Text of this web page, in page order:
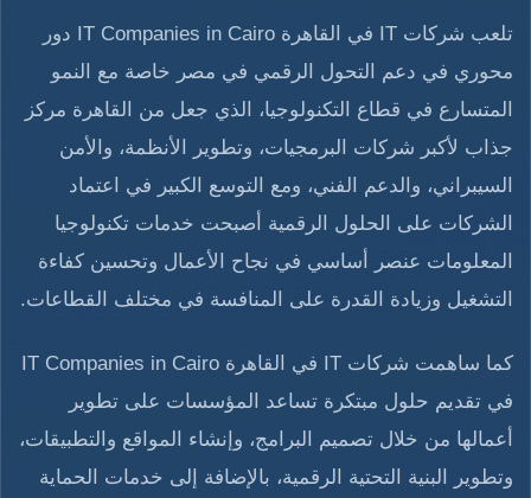
تلعب شركات IT في القاهرة IT Companies in Cairo دور
محوري في دعم التحول الرقمي في مصر خاصة مع النمو
المتسارع في قطاع التكنولوجيا، الذي جعل من القاهرة مركز
جذاب لأكبر شركات البرمجيات، وتطوير الأنظمة، والأمن
السيبراني، والدعم الفني، ومع التوسع الكبير في اعتماد
الشركات على الحلول الرقمية أصبحت خدمات تكنولوجيا
المعلومات عنصر أساسي في نجاح الأعمال وتحسين كفاءة
التشغيل وزيادة القدرة على المنافسة في مختلف القطاعات.
كما ساهمت شركات IT في القاهرة IT Companies in Cairo
في تقديم حلول مبتكرة تساعد المؤسسات على تطوير
أعمالها من خلال تصميم البرامج، وإنشاء المواقع والتطبيقات،
وتطوير البنية التحتية الرقمية، بالإضافة إلى خدمات الحماية